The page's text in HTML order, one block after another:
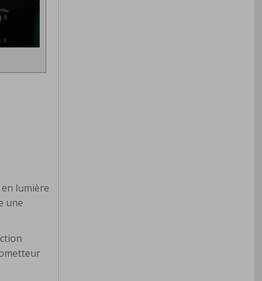
lumière
une